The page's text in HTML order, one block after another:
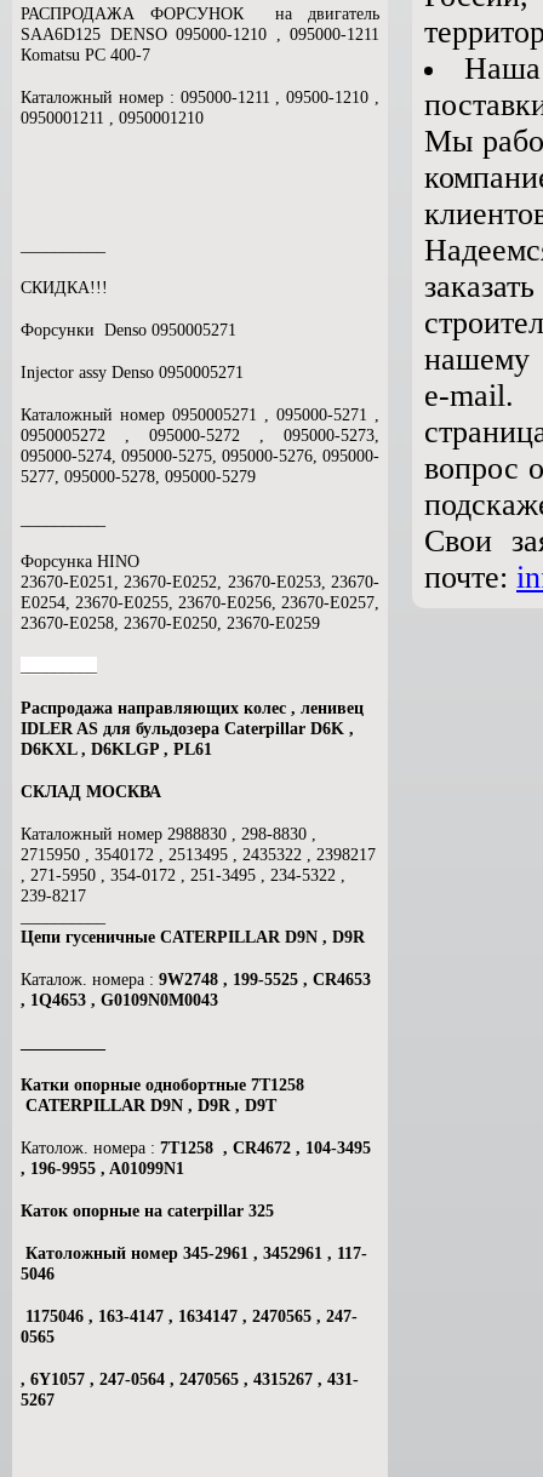
Мы
нашему
e-mail.
вопрос
Свои
почте:
РАСПРОДАЖА ФОРСУНОК на двигатель
SAA6D125 DENSO 095000-1210 , 095000-1211
Кomatsu PC 400-7
Каталожный номер : 095000-1211 , 09500-1210 ,
0950001211 , 0950001210
СКИДКА!!!
Форсунки Denso 0950005271
Injector assy Denso 0950005271
Каталожный номер 0950005271 , 095000-5271 ,
0950005272 , 095000-5272 , 095000-5273,
095000-5274, 095000-5275, 095000-5276, 095000-
5277, 095000-5278, 095000-5279
Форсунка HINO
23670-E0251, 23670-E0252, 23670-E0253, 23670-
E0254, 23670-E0255, 23670-E0256, 23670-E0257,
23670-E0258, 23670-E0250, 23670-E0259
Распродажа направляющих колес , ленивец
IDLER AS для бульдозера Caterpillar D6K ,
D6KXL , D6KLGP , PL61
СКЛАД МОСКВА
Каталожный номер 2988830 , 298-8830 ,
2715950 , 3540172 , 2513495 , 2435322 , 2398217
, 271-5950 , 354-0172 , 251-3495 , 234-5322 ,
239-8217
Цепи гусеничные CATERPILLAR D9N , D9R
Каталож. номера : 9W2748 , 199-5525 , CR4653
, 1Q4653 , G0109N0M0043
Катки опорные однобортные 7Т1258
CATERPILLAR D9N , D9R , D9T
Католож. номера : 7T1258 , CR4672 , 104-3495
, 196-9955 , A01099N1
Каток опорные на caterpillar 325
Католожный номер 345-2961 , 3452961 , 117-
5046
1175046 , 163-4147 , 1634147 , 2470565 , 247-
0565
, 6Y1057 , 247-0564 , 2470565 , 4315267 , 431-
5267